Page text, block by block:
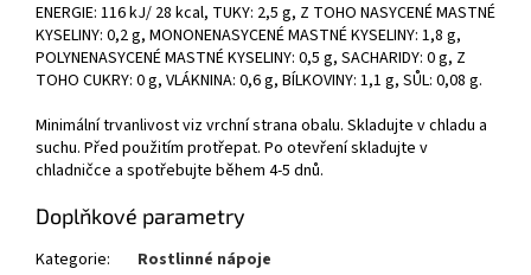
ENERGIE: 116 kJ/ 28 kcal, TUKY: 2,5 g, Z TOHO NASYCENÉ MASTNÉ
KYSELINY: 0,2 g, MONONENASYCENÉ MASTNÉ KYSELINY: 1,8 g,
POLYNENASYCENÉ MASTNÉ KYSELINY: 0,5 g, SACHARIDY: 0 g, Z
TOHO CUKRY: 0 g, VLÁKNINA: 0,6 g, BÍLKOVINY: 1,1 g, SŮL: 0,08 g.
Minimální trvanlivost viz vrchní strana obalu. Skladujte v chladu a
suchu. Před použitím protřepat. Po otevření skladujte v
chladničce a spotřebujte během 4-5 dnů.
Doplňkové parametry
Kategorie:
Rostlinné nápoje